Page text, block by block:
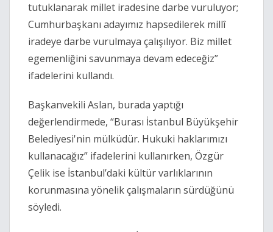
tutuklanarak millet iradesine darbe vuruluyor;
Cumhurbaşkanı adayımız hapsedilerek millî
iradeye darbe vurulmaya çalışılıyor. Biz millet
egemenliğini savunmaya devam edeceğiz”
ifadelerini kullandı.
Başkanvekili Aslan, burada yaptığı
değerlendirmede, “Burası İstanbul Büyükşehir
Belediyesi'nin mülküdür. Hukuki haklarımızı
kullanacağız” ifadelerini kullanırken, Özgür
Çelik ise İstanbul’daki kültür varlıklarının
korunmasına yönelik çalışmaların sürdüğünü
söyledi.